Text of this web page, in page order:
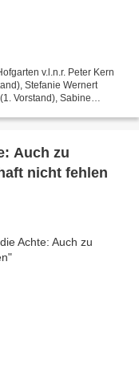
v.l.n.r. Peter Kern
Stefanie Wernert
Vorstand), Sabine
Auch zu
nicht fehlen